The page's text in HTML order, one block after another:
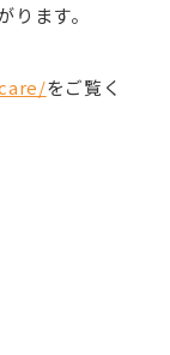
ます。
をご覧く